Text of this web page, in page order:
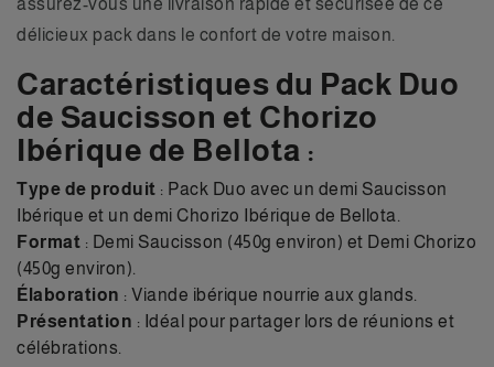
délicieux pack dans le confort de votre maison.
Caractéristiques du Pack Duo
de Saucisson et Chorizo
Ibérique de Bellota :
Type de produit : Pack Duo avec un demi Saucisson
Ibérique et un demi Chorizo Ibérique de Bellota.
Format : Demi Saucisson (450g environ) et Demi Chorizo
(450g environ).
Élaboration : Viande ibérique nourrie aux glands.
Présentation : Idéal pour partager lors de réunions et
célébrations.